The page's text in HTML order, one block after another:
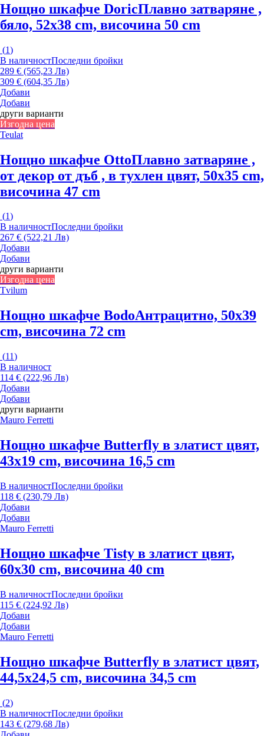
Нощно шкафче DoricПлавно затваряне ,
бяло, 52x38 cm, височина 50 cm
(1)
В наличностПоследни бройки
289 € (565,23 Лв)
309 € (604,35 Лв)
Добави
Добави
други варианти
Изгодна цена
Teulat
Нощно шкафче OttoПлавно затваряне ,
от декор от дъб , в тухлен цвят, 50x35 cm,
височина 47 cm
(1)
В наличностПоследни бройки
267 € (522,21 Лв)
Добави
Добави
други варианти
Изгодна цена
Tvilum
Нощно шкафче BodoАнтрацитно, 50x39
cm, височина 72 cm
(11)
В наличност
114 € (222,96 Лв)
Добави
Добави
други варианти
Mauro Ferretti
Нощно шкафче Butterfly в златист цвят,
43x19 cm, височина 16,5 cm
В наличностПоследни бройки
118 € (230,79 Лв)
Добави
Добави
Mauro Ferretti
Нощно шкафче Tisty в златист цвят,
60x30 cm, височина 40 cm
В наличностПоследни бройки
115 € (224,92 Лв)
Добави
Добави
Mauro Ferretti
Нощно шкафче Butterfly в златист цвят,
44,5x24,5 cm, височина 34,5 cm
(2)
В наличностПоследни бройки
143 € (279,68 Лв)